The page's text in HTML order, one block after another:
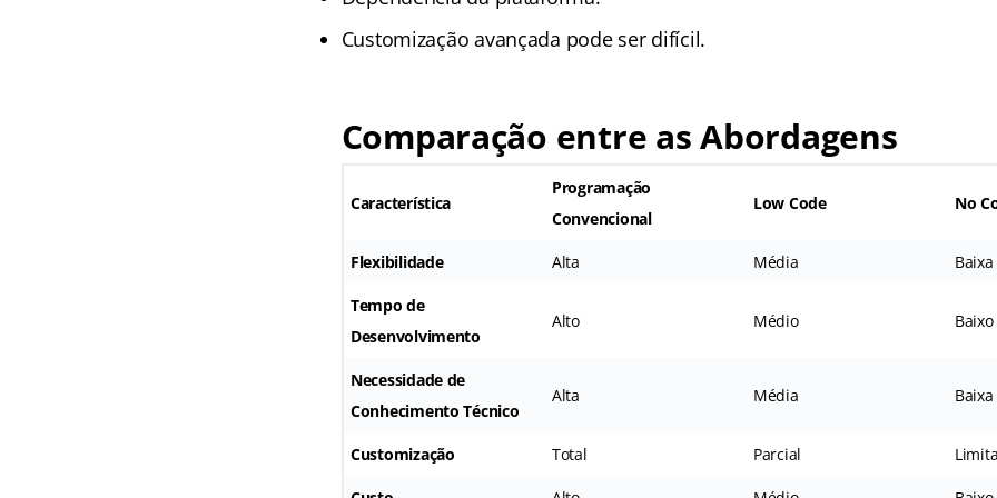
Customização avançada pode ser difícil.
Comparação entre as Abordagens
Característica
Programação
Convencional
Low Code No
Flexibilidade Alta Média Baixa
Tempo de
Desenvolvimento
Alto Médio Baixo
Necessidade de
Conhecimento Técnico
Alta Média Baixa
Customização Total Parcial